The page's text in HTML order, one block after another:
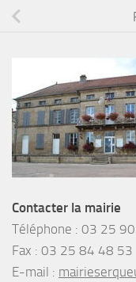
Contacter la mairie
Téléphone : 03 25
Fax : 03 25 84 48 53
E-mail :